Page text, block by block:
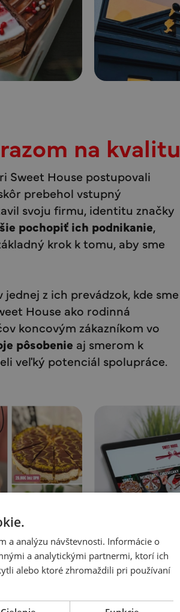
na kvalitu
Sweet House postupovali
prebehol vstupný
svoju firmu, identitu značky
pochopiť ich podnikanie,
krok k tomu, aby sme
z ich prevádzok, kde sme
House ako rodinná
koncovým zákazníkom vo
pôsobenie aj smerom k
veľký potenciál spolupráce.
a analýzu návštevnosti. Informácie o
a analytickými partnermi, ktorí ich
alebo ktoré zhromaždili pri používaní